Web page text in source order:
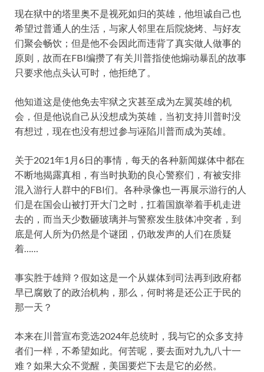
现在狱中的塔里奥不是视死如归的英雄，他坦诚自己也
希望过普通人的生活，与家人邻里在后院烧烤、与好友
们聚会畅饮；但是他不会因此而违背了真实做人做事的
原则，故而在FBI编攒了有关川普指使他煽动暴乱的故事
只要求他点头认可时，他拒绝了。
他知道这是使他免去牢狱之灾甚至成为左翼英雄的机
会，但是他说自己从没想成为英雄，当初支持川普时没
有想过，现在也没有想过参与诬陷川普而成为英雄。
关于2021年1月6日的事情，每天的各种新闻媒体中都在
不断地揭露真相，有当时执勤的良心警察们，有被安排
混入游行人群中的FBI们。各种录像也一再展示游行的人
们是在国会山被打开大门之时，扛着国旗举着手机走进
去的，而当天少数砸玻璃并与警察发生肢体冲突者，到
底是何人所为仍然是个谜团，仍敢发声的人们在质疑
着……
事实胜于雄辩？假如这是一个从媒体到司法再到政府都
早已腐败了的政治机构，那么，何时将是还公正于民的
那一天？
本来在川普宣布竞选2024年总统时，我与它的众多支持
者们一样，不希望如此。何苦呢，要去面对九九八十一
难？如果大众不觉醒，美国要烂下去是它的必然。